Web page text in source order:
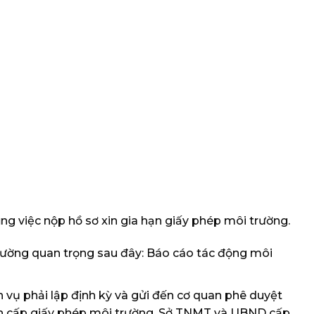
việc nộp hồ sơ xin gia hạn giấy phép môi trường.
quan trọng sau đây: Báo cáo tác động môi
phải lập định kỳ và gửi đến cơ quan phê duyệt